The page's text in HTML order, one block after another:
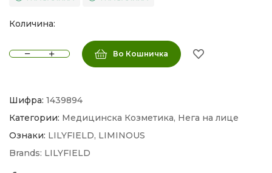
Количина:
Во Кошничка
Шифра: 1439894
Категории: Медицинска Козметика, Нега на лице
Ознаки: LILYFIELD, LIMINOUS
Brands: LILYFIELD